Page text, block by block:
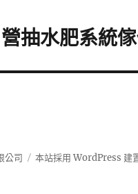
抽水肥系統
公司 本站採用 WordPress 建